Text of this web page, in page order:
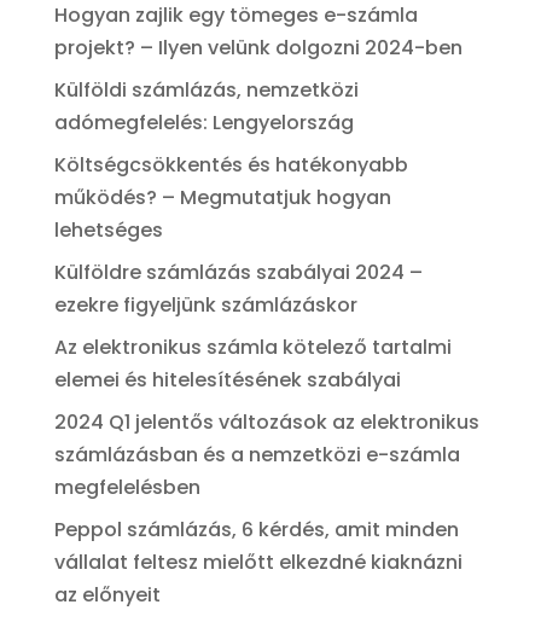
Hogyan zajlik egy tömeges e-számla
projekt? – Ilyen velünk dolgozni 2024-ben
Külföldi számlázás, nemzetközi
adómegfelelés: Lengyelország
Költségcsökkentés és hatékonyabb
működés? – Megmutatjuk hogyan
lehetséges
Külföldre számlázás szabályai 2024 –
ezekre figyeljünk számlázáskor
Az elektronikus számla kötelező tartalmi
elemei és hitelesítésének szabályai
2024 Q1 jelentős változások az elektronikus
számlázásban és a nemzetközi e-számla
megfelelésben
Peppol számlázás, 6 kérdés, amit minden
vállalat feltesz mielőtt elkezdné kiaknázni
az előnyeit